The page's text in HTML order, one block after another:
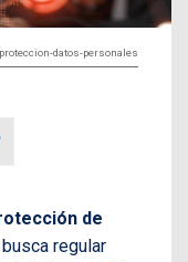
datos-personales
de
regular